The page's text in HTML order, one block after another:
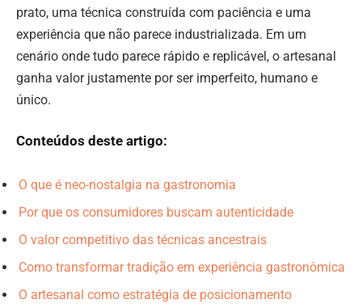
prato, uma técnica construída com paciência e uma
experiência que não parece industrializada. Em um
cenário onde tudo parece rápido e replicável, o artesanal
ganha valor justamente por ser imperfeito, humano e
único.
Conteúdos deste artigo:
O que é neo-nostalgia na gastronomia
Por que os consumidores buscam autenticidade
O valor competitivo das técnicas ancestrais
Como transformar tradição em experiência gastronômica
O artesanal como estratégia de posicionamento